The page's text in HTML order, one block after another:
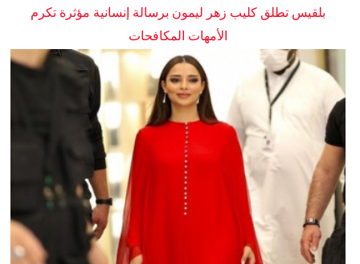
بلقيس تطلق كليب زهر ليمون برسالة إنسانية مؤثرة تكرم
الأمهات المكافحات